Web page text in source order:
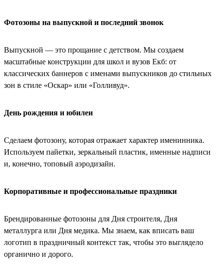
Фотозоны на выпускной и последний звонок
Выпускной — это прощание с детством. Мы создаем
масштабные конструкции для школ и вузов Екб: от
классических баннеров с именами выпускников до стильных
зон в стиле «Оскар» или «Голливуд».
День рождения и юбилеи
Сделаем фотозону, которая отражает характер именинника.
Используем пайетки, зеркальный пластик, именные надписи
и, конечно, топовый аэродизайн.
Корпоративные и профессиональные праздники
Брендированные фотозоны для Дня строителя, Дня
металлурга или Дня медика. Мы знаем, как вписать ваш
логотип в праздничный контекст так, чтобы это выглядело
органично и дорого.